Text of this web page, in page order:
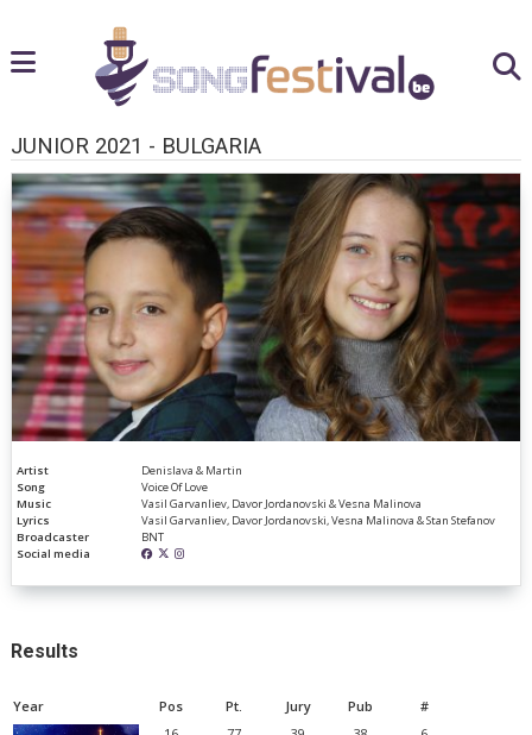
JUNIOR 2021 - BULGARIA
Artist
Denislava & Martin
Song
Voice Of Love
Music
Vasil Garvanliev, Davor Jordanovski & Vesna Malinova
Lyrics
Vasil Garvanliev, Davor Jordanovski, Vesna Malinova & Stan Stefanov
Broadcaster
BNT
Social media
Results
Year Pos Pt. Jury Pub #